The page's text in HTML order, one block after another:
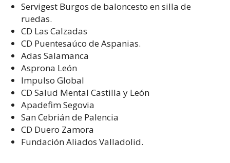
Servigest Burgos de baloncesto en silla de
ruedas.
CD Las Calzadas
CD Puentesaúco de Aspanias.
Adas Salamanca
Asprona León
Impulso Global
CD Salud Mental Castilla y León
Apadefim Segovia
San Cebrián de Palencia
CD Duero Zamora
Fundación Aliados Valladolid.